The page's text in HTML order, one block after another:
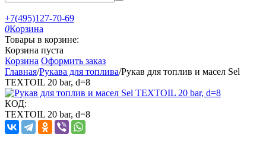
+7(495)127-70-69
0Корзина
Товары в корзине:
Корзина пуста
Корзина Оформить заказ
Главная/Рукава для топлива/Рукав для топлив и масел Sel
TEXTOIL 20 bar, d=8
КОД:
TEXTOIL 20 bar, d=8